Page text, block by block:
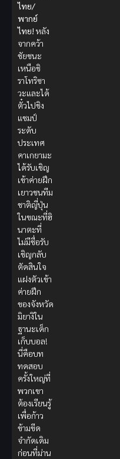
ไทย/
พากย์
ไทย! หลัง
จากคว้า
ชัยชนะ
เหนือชิ
ราโทริซา
วะและได้
ตั๋วไปชิง
แชมป์
ระดับ
ประเทศ
คาเกยามะ
ได้รับเชิญ
เข้าค่ายฝึก
เยาวชนทีม
ชาติญี่ปุ่น
ในขณะที่ฮิ
นาตะที่
ไม่มีชื่อรับ
เชิญกลับ
ตัดสินใจ
แฝงตัวเข้า
ค่ายฝึก
ของจังหวัด
มิยางิใน
ฐานะเด็ก
เก็บบอล!
นี่คือบท
ทดสอบ
ครั้งใหญ่ที่
พวกเขา
ต้องเรียนรู้
เพื่อก้าว
ข้ามขีด
จำกัดเดิม
ก่อนที่ม่าน